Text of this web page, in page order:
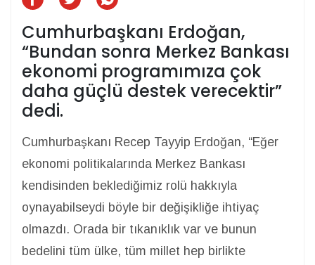
Cumhurbaşkanı Erdoğan,
“Bundan sonra Merkez Bankası
ekonomi programımıza çok
daha güçlü destek verecektir”
dedi.
Cumhurbaşkanı Recep Tayyip Erdoğan, “Eğer
ekonomi politikalarında Merkez Bankası
kendisinden beklediğimiz rolü hakkıyla
oynayabilseydi böyle bir değişikliğe ihtiyaç
olmazdı. Orada bir tıkanıklık var ve bunun
bedelini tüm ülke, tüm millet hep birlikte